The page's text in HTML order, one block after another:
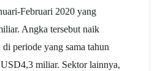
Februari 2020 yang
Angka tersebut naik
periode yang sama tahun
USD4,3 miliar. Sektor lainnya,